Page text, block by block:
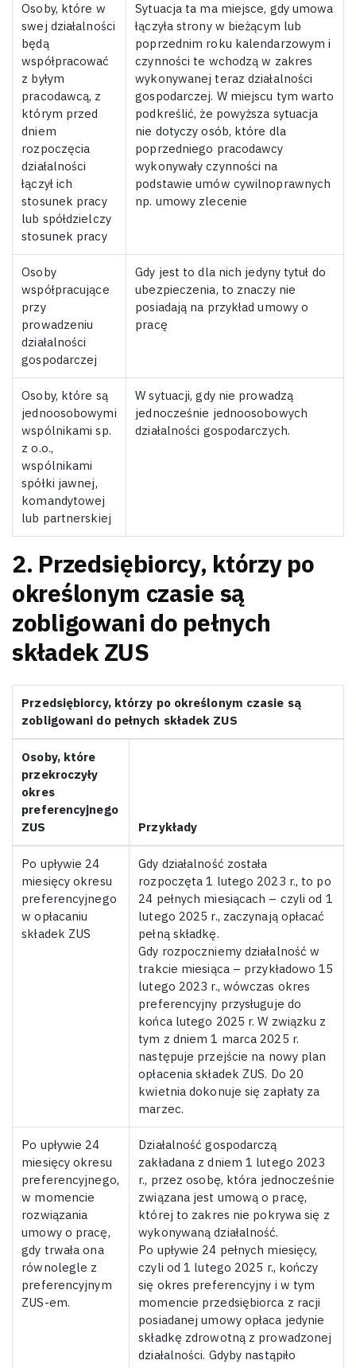
Osoby, które w
swej działalności
będą
współpracować
z byłym
pracodawcą, z
którym przed
dniem
rozpoczęcia
działalności
łączył ich
stosunek pracy
lub spółdzielczy
stosunek pracy
Sytuacja ta ma miejsce, gdy umowa
łączyła strony w bieżącym lub
poprzednim roku kalendarzowym i
czynności te wchodzą w zakres
wykonywanej teraz działalności
gospodarczej. W miejscu tym warto
podkreślić, że powyższa sytuacja
nie dotyczy osób, które dla
poprzedniego pracodawcy
wykonywały czynności na
podstawie umów cywilnoprawnych
np. umowy zlecenie
Osoby
współpracujące
przy
prowadzeniu
działalności
gospodarczej
Gdy jest to dla nich jedyny tytuł do
ubezpieczenia, to znaczy nie
posiadają na przykład umowy o
pracę
Osoby, które są
jednoosobowymi
wspólnikami sp.
z o.o.,
wspólnikami
spółki jawnej,
komandytowej
lub partnerskiej
W sytuacji, gdy nie prowadzą
jednocześnie jednoosobowych
działalności gospodarczych.
2. Przedsiębiorcy, którzy po
określonym czasie są
zobligowani do pełnych
składek ZUS
Przedsiębiorcy, którzy po określonym czasie są
zobligowani do pełnych składek ZUS
Osoby, które
przekroczyły
okres
preferencyjnego
ZUS
Przykłady
Po upływie 24
miesięcy okresu
preferencyjnego
w opłacaniu
składek ZUS
Gdy działalność została
rozpoczęta 1 lutego 2023 r., to po
24 pełnych miesiącach – czyli od 1
lutego 2025 r., zaczynają opłacać
pełną składkę.
Gdy rozpoczniemy działalność w
trakcie miesiąca – przykładowo 15
lutego 2023 r., wówczas okres
preferencyjny przysługuje do
końca lutego 2025 r. W związku z
tym z dniem 1 marca 2025 r.
następuje przejście na nowy plan
opłacenia składek ZUS. Do 20
kwietnia dokonuje się zapłaty za
marzec.
Po upływie 24
miesięcy okresu
preferencyjnego,
w momencie
rozwiązania
umowy o pracę,
gdy trwała ona
równolegle z
preferencyjnym
ZUS-em.
Działalność gospodarczą
zakładana z dniem 1 lutego 2023
r., przez osobę, która jednocześnie
związana jest umową o pracę,
której to zakres nie pokrywa się z
wykonywaną działalność.
Po upływie 24 pełnych miesięcy,
czyli od 1 lutego 2025 r., kończy
się okres preferencyjny i w tym
momencie przedsiębiorca z racji
posiadanej umowy opłaca jedynie
składkę zdrowotną z prowadzonej
działalności. Gdyby nastąpiło